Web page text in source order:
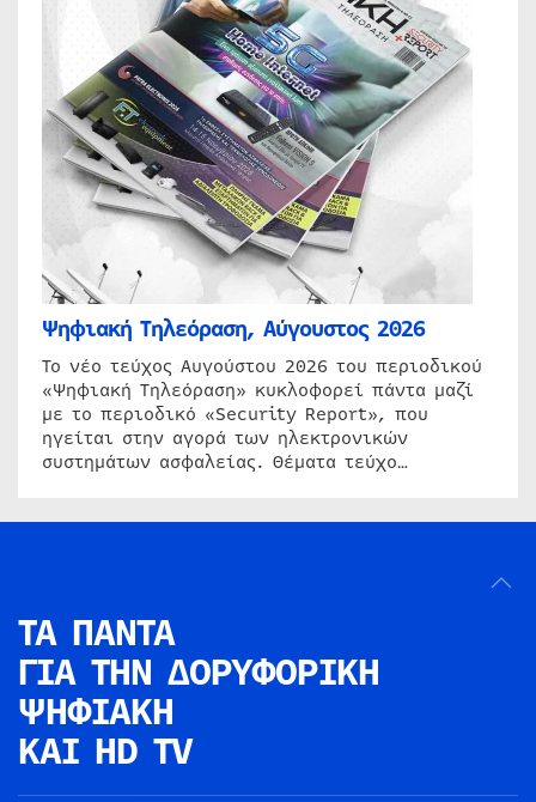
Ψηφιακή Τηλεόραση, Αύγουστος 2026
Το νέο τεύχος Αυγούστου 2026 του περιοδικού
«Ψηφιακή Τηλεόραση» κυκλοφορεί πάντα μαζί
με το περιοδικό «Security Report», που
ηγείται στην αγορά των ηλεκτρονικών
συστημάτων ασφαλείας. Θέματα τεύχο…
ΤΑ ΠΑΝΤΑ
ΓΙΑ ΤΗΝ ΔΟΡΥΦΟΡΙΚΗ
ΨΗΦΙΑΚΗ
ΚΑΙ HD TV